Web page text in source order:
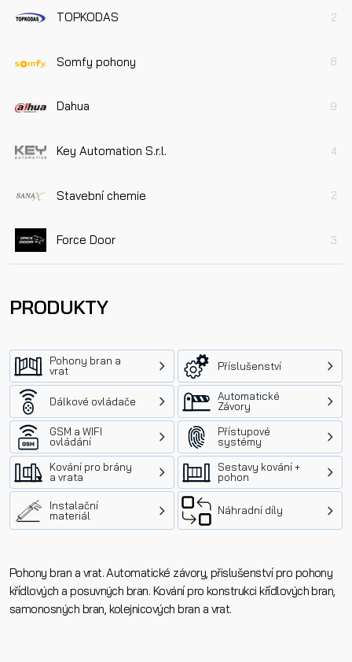
TOPKODAS 2
Somfy pohony 8
Dahua 9
Key Automation S.r.l. 4
Stavební chemie 2
Force Door 3
PRODUKTY
Pohony bran a
vrat
Příslušenství
Dálkové ovládače
Automatické
Závory
GSM a WIFI
ovládání
Přístupové
systémy
Kování pro brány
a vrata
Sestavy kování +
pohon
Instalační
materiál
Náhradní díly
Pohony bran a vrat. Automatické závory, přislušenství pro pohony
křídlových a posuvných bran. Kování pro konstrukci křídlových bran,
samonosných bran, kolejnicových bran a vrat.